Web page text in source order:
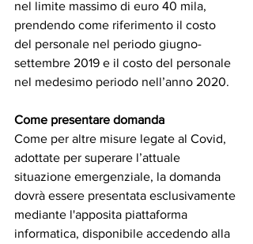
nel limite massimo di euro 40 mila,
prendendo come riferimento il costo
del personale nel periodo giugno-
settembre 2019 e il costo del personale
nel medesimo periodo nell’anno 2020.
Come presentare domanda
Come per altre misure legate al Covid,
adottate per superare l’attuale
situazione emergenziale, la domanda
dovrà essere presentata esclusivamente
mediante l'apposita piattaforma
informatica, disponibile accedendo alla